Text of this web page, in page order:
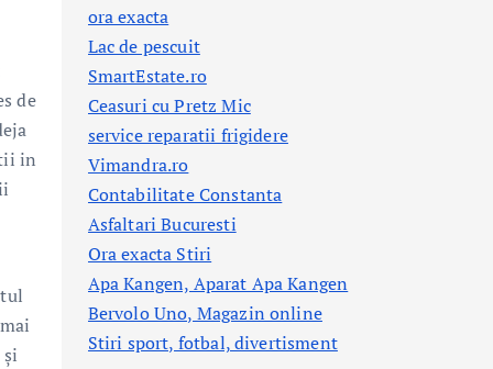
de
in
ora exacta
Lac de pescuit
SmartEstate.ro
Ceasuri cu Pretz Mic
service reparatii frigidere
Vimandra.ro
Contabilitate Constanta
Asfaltari Bucuresti
Ora exacta Stiri
Apa Kangen, Aparat Apa Kangen
Bervolo Uno, Magazin online
Stiri sport, fotbal,divertisment